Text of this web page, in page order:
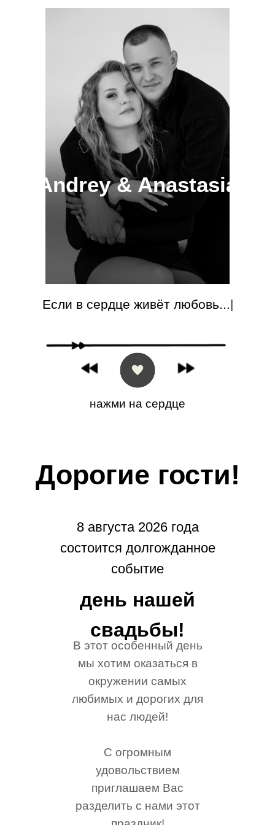
Andrey & Anastasia
Если в сердце живёт любовь...|
нажми на сердце
Дорогие гости!
8 августа 2026 года
состоится долгожданное
событие
В этот особенный день
мы хотим оказаться в
окружении самых
любимых и дорогих для
нас людей!
С огромным
удовольствием
приглашаем Вас
разделить с нами этот
день нашей
свадьбы!